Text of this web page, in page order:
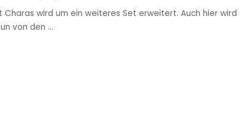
Charas wird um ein weiteres Set erweitert. Auch hier
von den ...